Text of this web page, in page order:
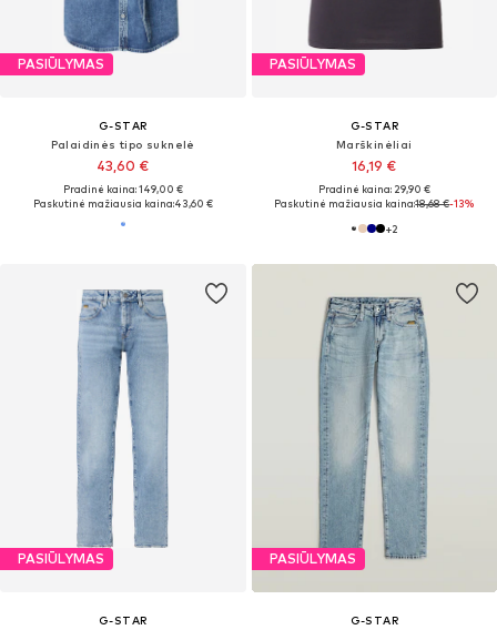
PASIŪLYMAS
G-STAR
Palaidinės tipo suknelė
43,60 €
Pradinė kaina: 149,00 €
Paskutinė mažiausia kaina:43,60 €
PASIŪLYMAS
G-STAR
Marškinėliai
16,19 €
Pradinė kaina: 29,90 €
Paskutinė mažiausia kaina:18,68 €-13%
+2
PASIŪLYMAS
G-STAR
PASIŪLYMAS
G-STAR